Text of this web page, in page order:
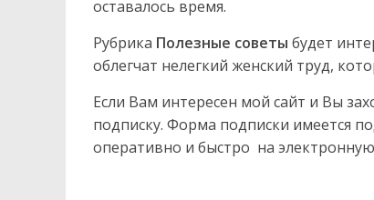
оставалось время.
Рубрика Полезные советы будет
облегчат нелегкий женский труд,
Если Вам интересен мой сайт и Вы
подписку. Форма подписки имеется
оперативно и быстро на